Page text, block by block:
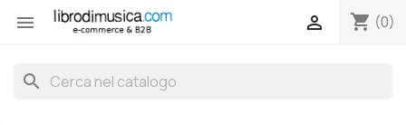
 shopping_cart (0)

search